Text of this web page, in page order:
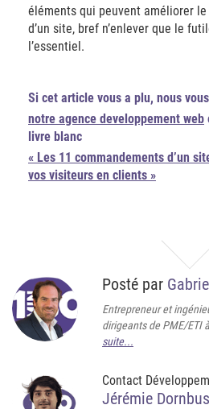
éléments qui peuvent améliorer
d’un site, bref n’enlever que le
l’essentiel.
Si cet article vous a plu, nous
notre agence developpement web
livre blanc
« Les 11 commandements d’un
vos visiteurs en clients »
Posté par
Entrepreneur et
dirigeants de PME/ETI
suite...
Contact
Jérémie